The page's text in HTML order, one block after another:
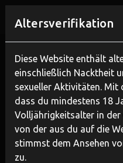
Altersverifikation
Diese Website enthält
einschließlich Nacktheit
sexueller Aktivitäten. Mit
dass du mindestens 18
Volljährigkeitsalter in
von der aus du auf die
stimmst dem Ansehen
zu.
DMCA
Wenn du die Entfernung
einer Verletzungsanzeige
du ein rechtliches
Angaben.. Missbrauch
Sperrung Ihres Kontos